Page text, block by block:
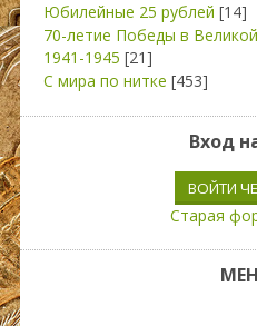
Юбилейные 25 рублей [14]
70-летие Победы в
1941-1945 [21]
С мира по нитке [453]
Вход
ВОЙТИ
Старая